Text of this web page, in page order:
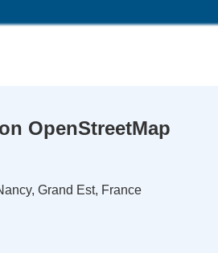
OpenStreetMap
Grand Est, France